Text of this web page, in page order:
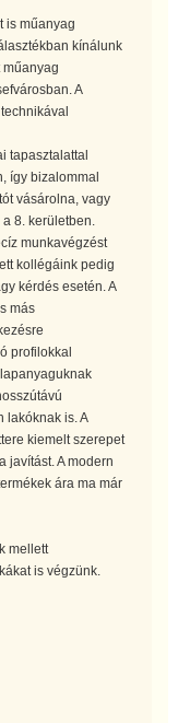
is műanyag
kínálunk
A
tapasztalattal
így bizalommal
vásárolna, vagy
8. kerületben.
munkavégzést
kollégáink pedig
kérdés esetén. A
más
profilokkal
lakóknak is. A
kiemelt szerepet
javítást. A modern
ára ma már
mellett
is végzünk.